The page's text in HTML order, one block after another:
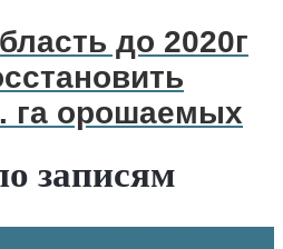
до 2020г
га орошаемых
записям